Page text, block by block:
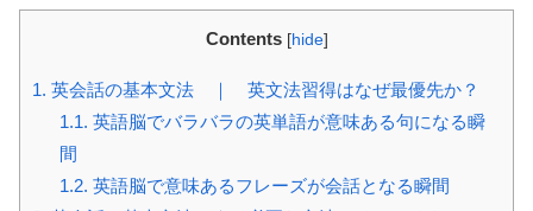
Contents [hide]
1. 英会話の基本文法 ｜ 英文法習得はなぜ最優先か？
1.1. 英語脳でバラバラの英単語が意味ある句になる瞬
間
1.2. 英語脳で意味あるフレーズが会話となる瞬間